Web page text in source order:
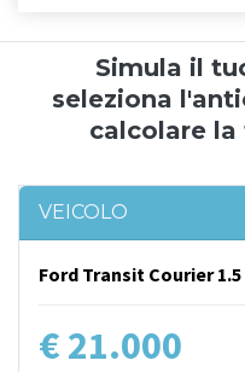
Simula il
seleziona
calcolare
VEICOLO
Ford Transit Courier 1.5
€ 21.000